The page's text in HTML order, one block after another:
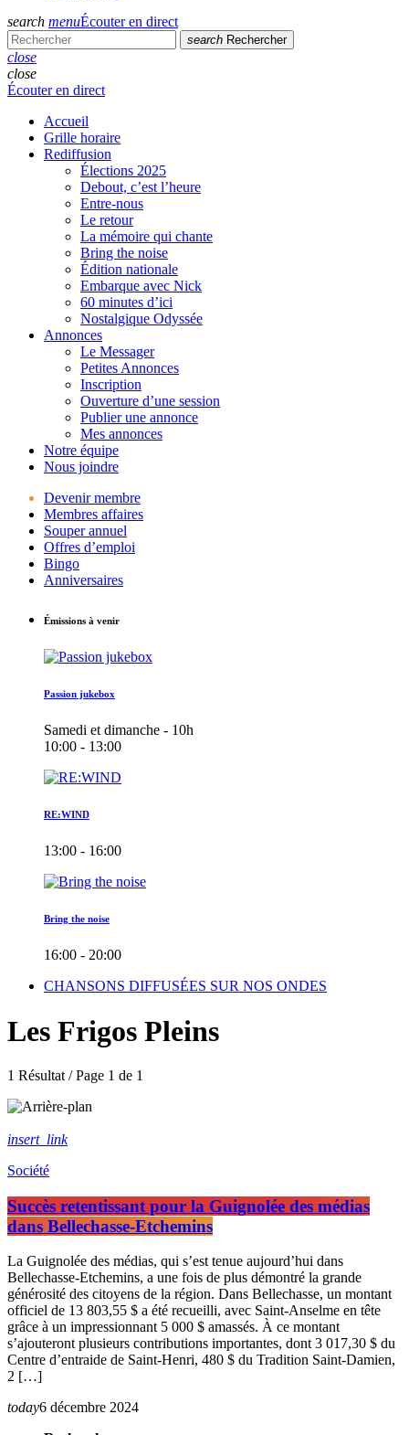
search menuÉcouter en direct
search Rechercher
close
close
Écouter en direct
Accueil
Grille horaire
Rediffusion
Élections 2025
Debout, c’est l’heure
Entre-nous
Le retour
La mémoire qui chante
Bring the noise
Édition nationale
Embarque avec Nick
60 minutes d’ici
Nostalgique Odyssée
Annonces
Le Messager
Petites Annonces
Inscription
Ouverture d’une session
Publier une annonce
Mes annonces
Notre équipe
Nous joindre
Devenir membre
Membres affaires
Souper annuel
Offres d’emploi
Bingo
Anniversaires
Émissions à venir
Passion jukebox
Samedi et dimanche - 10h
10:00 - 13:00
RE:WIND
13:00 - 16:00
Bring the noise
16:00 - 20:00
CHANSONS DIFFUSÉES SUR NOS ONDES
Les Frigos Pleins
1 Résultat / Page 1 de 1
insert_link
Société
Succès retentissant pour la Guignolée des médias
dans Bellechasse-Etchemins
La Guignolée des médias, qui s’est tenue aujourd’hui dans
Bellechasse-Etchemins, a une fois de plus démontré la grande
générosité des citoyens de la région. Dans Bellechasse, un montant
officiel de 13 803,55 $ a été recueilli, avec Saint-Anselme en tête
grâce à un impressionnant 5 000 $ amassés. À ce montant
s’ajouteront plusieurs contributions importantes, dont 3 017,30 $ du
Centre d’entraide de Saint-Henri, 480 $ du Tradition Saint-Damien,
2 […]
today6 décembre 2024